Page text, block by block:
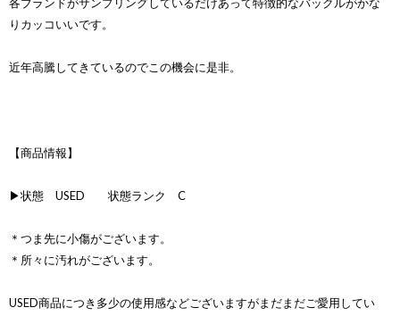
りカッコいいです。
近年高騰してきているのでこの機会に是非。
【商品情報】
▶状態 USED 状態ランク C
＊つま先に小傷がございます。
＊所々に汚れがございます。
USED商品につき多少の使用感などございますがまだまだご愛用してい